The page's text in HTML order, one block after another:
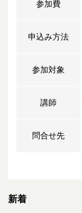
参加費
申込み方法
参加対象
講師
問合せ先
新着